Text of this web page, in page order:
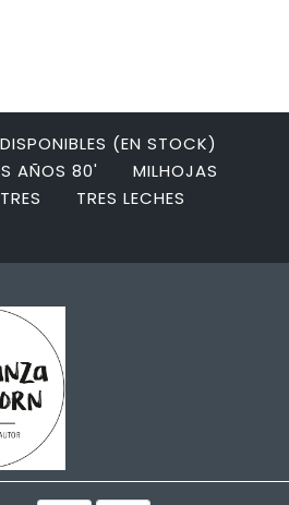
DISPONIBLES (EN STOCK)
AÑOS 80'
MILHOJAS
TRES LECHES